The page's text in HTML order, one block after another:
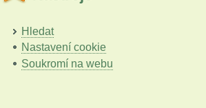
Hledat
Nastavení cookie
Soukromí na webu